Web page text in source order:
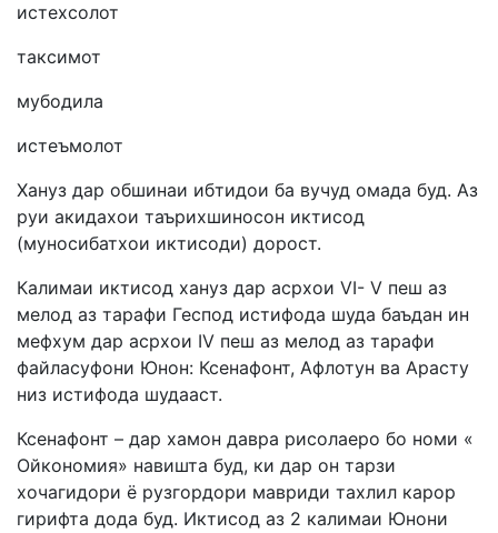
истехсолот
таксимот
мубодила
истеъмолот
Хануз дар обшинаи ибтидои ба вучуд омада буд. Аз
руи акидахои таърихшиносон иктисод
(муносибатхои иктисоди) дорост.
Калимаи иктисод хануз дар асрхои VI- V пеш аз
мелод аз тарафи Геспод истифода шуда баъдан ин
мефхум дар асрхои IV пеш аз мелод аз тарафи
файласуфони Юнон: Ксенафонт, Афлотун ва Арасту
низ истифода шудааст.
Ксенафонт – дар хамон давра рисолаеро бо номи «
Ойкономия» навишта буд, ки дар он тарзи
хочагидори ё рузгордори мавриди тахлил карор
гирифта дода буд. Иктисод аз 2 калимаи Юнони